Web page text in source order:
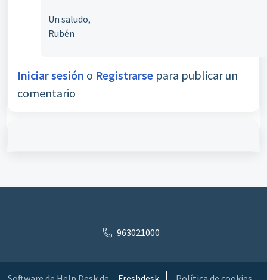
Un saludo,
Rubén
Iniciar sesión o Registrarse para publicar un
comentario
963021000